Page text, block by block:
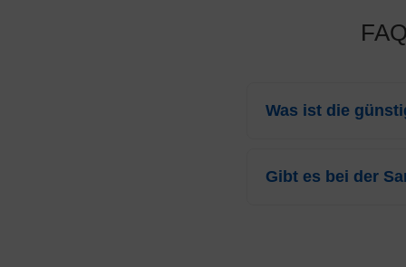
Was ist die
Monat. Dieser Tarif
Gibt es bei der